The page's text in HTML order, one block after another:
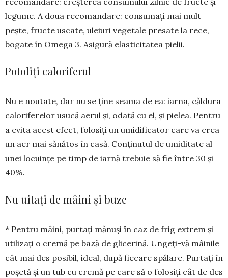
legume. A doua recomandare: consu­mați mai mult
pește, fructe uscate, uleiuri vegetale presate la rece,
bo­ga­te în Omega 3. Asigură elasticitatea pielii.
Potoliți caloriferul
Nu e noutate, dar nu se ține seama de ea: iarna, căldura
caloriferelor usu­că aerul și, odată cu el, și pielea. Pentru
a evita acest efect, folosiți un umidificator care va crea
un aer mai sănătos în casă. Conținutul de umi­ditate al
unei locuințe pe timp de iar­nă trebuie să fie între 30 și
40%.
Nu uitați de mâini și buze
* Pentru mâini, purtați mănuși în caz de frig extrem și
utilizați o cremă pe bază de glicerină. Ungeți-vă mâi­nile
cât mai des posibil, ideal, după fiecare spălare. Purtaţi în
poşetă și un tub cu cremă pe care să o folosiţi cât de des